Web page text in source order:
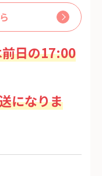
日の17:00
になりま